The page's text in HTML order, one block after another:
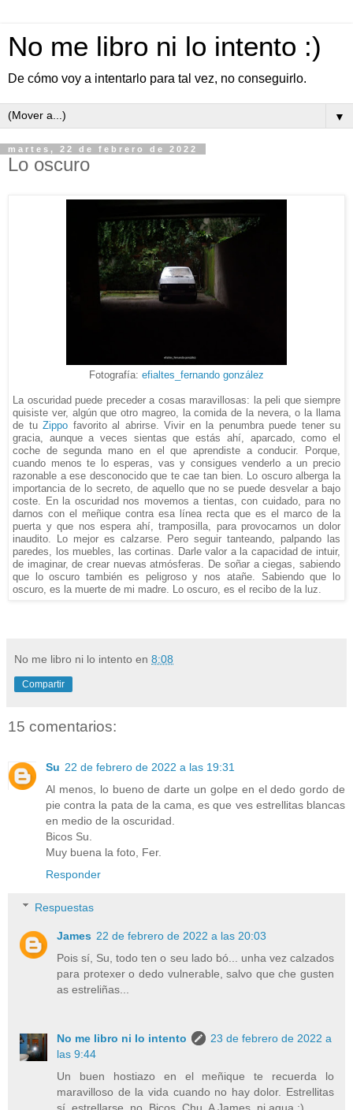
No me libro ni lo intento :)
De cómo voy a intentarlo para tal vez, no conseguirlo.
▼
martes, 22 de febrero de 2022
Lo oscuro
Fotografía: efialtes_fernando gonzález
La oscuridad puede preceder a cosas maravillosas: la peli que siempre
quisiste ver, algún que otro magreo, la comida de la nevera, o la llama
de tu Zippo favorito al abrirse. Vivir en la penumbra puede tener su
gracia, aunque a veces sientas que estás ahí, aparcado, como el
coche de segunda mano en el que aprendiste a conducir. Porque,
cuando menos te lo esperas, vas y consigues venderlo a un precio
razonable a ese desconocido que te cae tan bien. Lo oscuro alberga la
importancia de lo secreto, de aquello que no se puede desvelar a bajo
coste. En la oscuridad nos movemos a tientas, con cuidado, para no
darnos con el meñique contra esa línea recta que es el marco de la
puerta y que nos espera ahí, tramposilla, para provocarnos un dolor
inaudito. Lo mejor es calzarse. Pero seguir tanteando, palpando las
paredes, los muebles, las cortinas. Darle valor a la capacidad de intuir,
de imaginar, de crear nuevas atmósferas. De soñar a ciegas, sabiendo
que lo oscuro también es peligroso y nos atañe. Sabiendo que lo
oscuro, es la muerte de mi madre. Lo oscuro, es el recibo de la luz.
No me libro ni lo intento en 8:08
Compartir
15 comentarios:
Su 22 de febrero de 2022 a las 19:31
Al menos, lo bueno de darte un golpe en el dedo gordo de
pie contra la pata de la cama, es que ves estrellitas blancas
en medio de la oscuridad.
Bicos Su.
Muy buena la foto, Fer.
Responder
Respuestas
James 22 de febrero de 2022 a las 20:03
Pois sí, Su, todo ten o seu lado bó... unha vez calzados
para protexer o dedo vulnerable, salvo que che gusten
as estreliñas...
No me libro ni lo intento
23 de febrero de 2022 a
las 9:44
Un buen hostiazo en el meñique te recuerda lo
maravilloso de la vida cuando no hay dolor. Estrellitas
sí, estrellarse, no. Bicos, Chu. A James, ni agua :)